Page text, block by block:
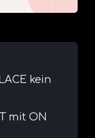
kein
mit ON